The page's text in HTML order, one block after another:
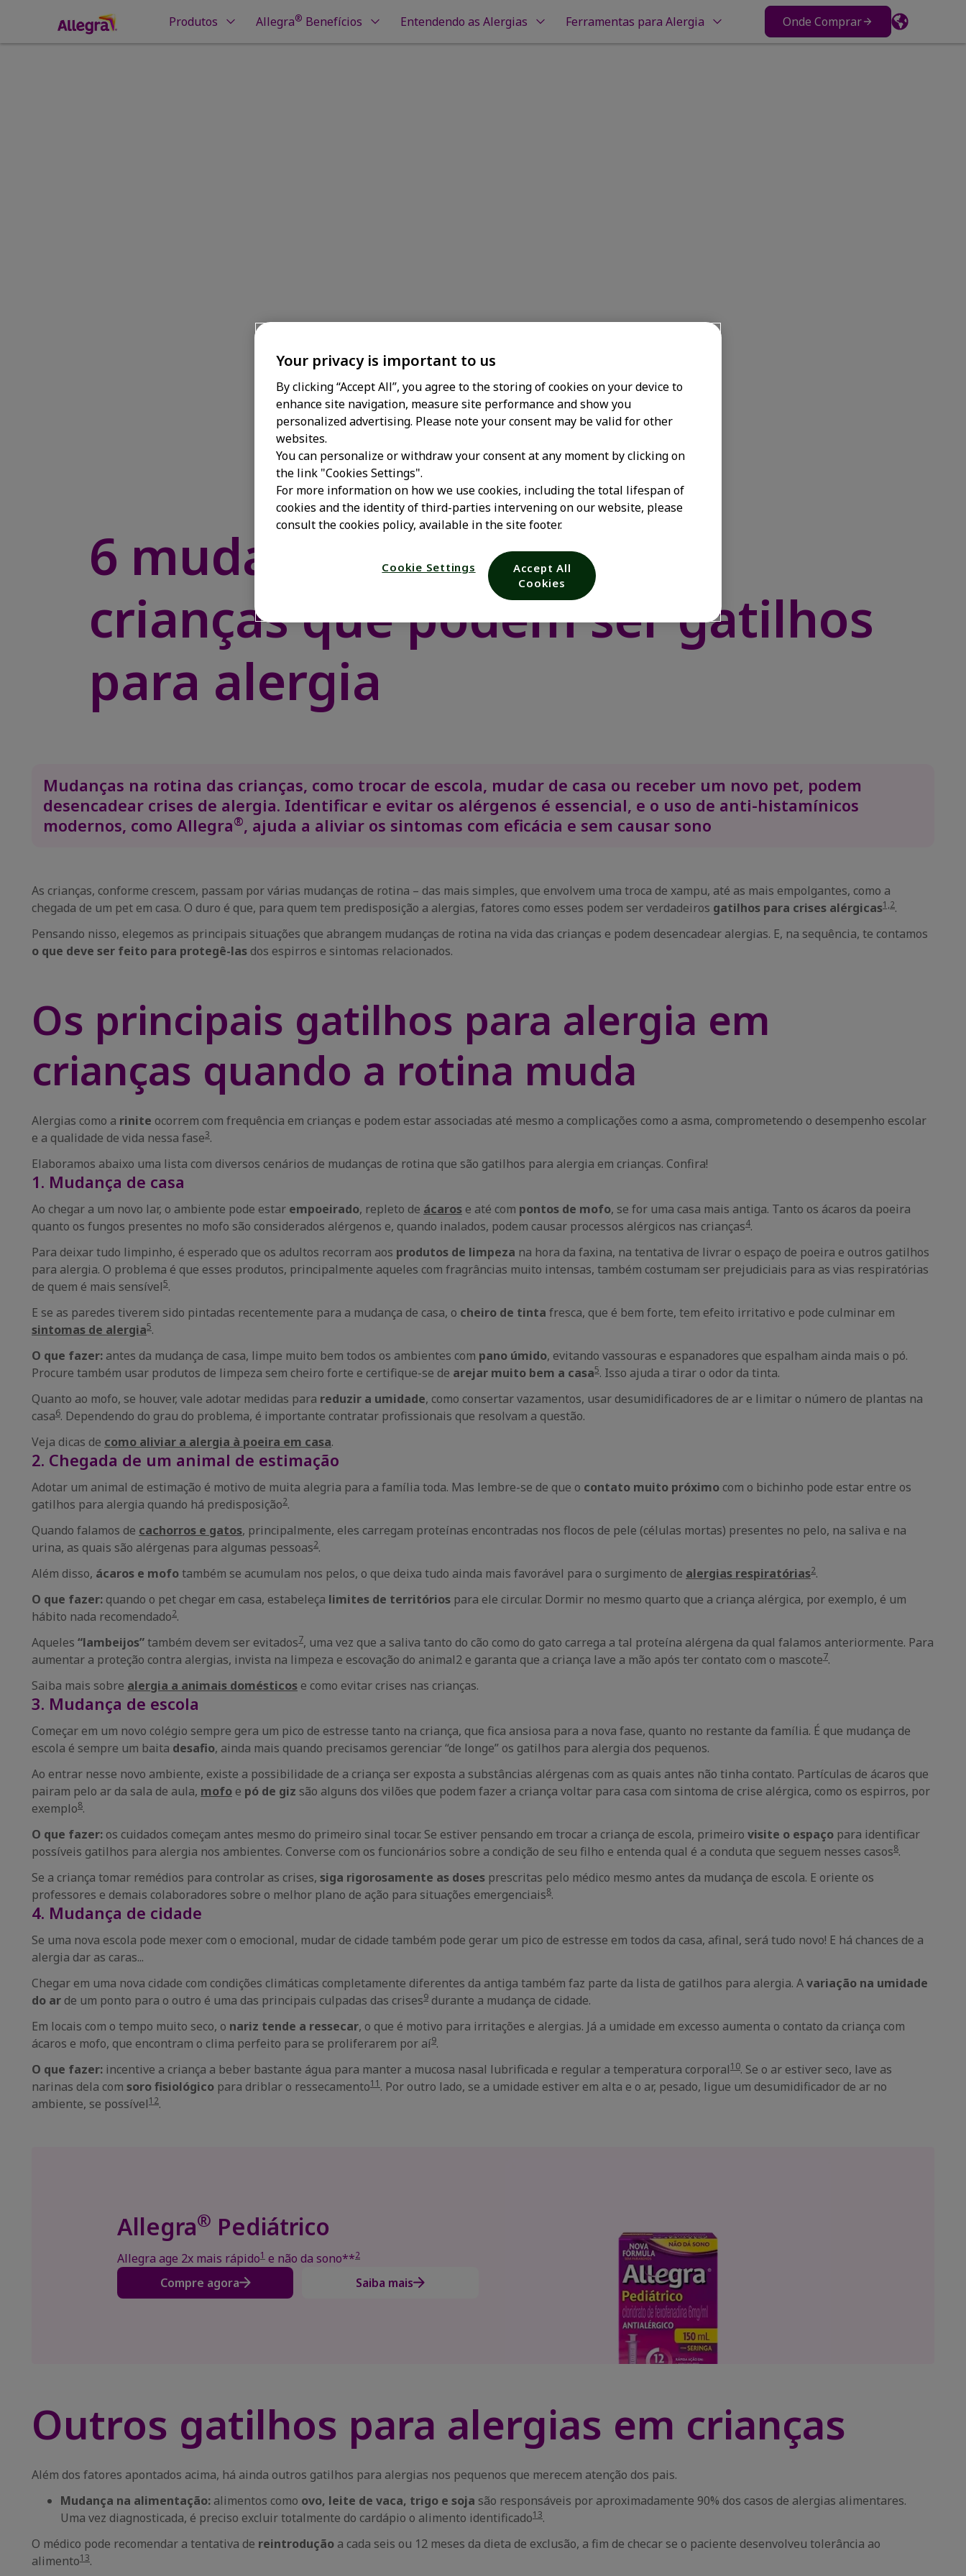
Produtos Allegra® Benefícios Entendendo as Alergias Ferramentas para Alergia Onde Comprar
6 mudanças na rotina das
crianças que podem ser gatilhos
para alergia
Mudanças na rotina das crianças, como trocar de escola, mudar de casa ou receber um novo pet, podem
desencadear crises de alergia. Identificar e evitar os alérgenos é essencial, e o uso de anti-histamínicos
modernos, como Allegra®, ajuda a aliviar os sintomas com eficácia e sem causar sono
As crianças, conforme crescem, passam por várias mudanças de rotina – das mais simples, que envolvem uma troca de xampu, até as mais empolgantes, como a
chegada de um pet em casa. O duro é que, para quem tem predisposição a alergias, fatores como esses podem ser verdadeiros gatilhos para crises alérgicas1,2.
Pensando nisso, elegemos as principais situações que abrangem mudanças de rotina na vida das crianças e podem desencadear alergias. E, na sequência, te contamos
o que deve ser feito para protegê-las dos espirros e sintomas relacionados.
Os principais gatilhos para alergia em
crianças quando a rotina muda
Alergias como a rinite ocorrem com frequência em crianças e podem estar associadas até mesmo a complicações como a asma, comprometendo o desempenho escolar
e a qualidade de vida nessa fase3.
Elaboramos abaixo uma lista com diversos cenários de mudanças de rotina que são gatilhos para alergia em crianças. Confira!
1. Mudança de casa
Ao chegar a um novo lar, o ambiente pode estar empoeirado, repleto de ácaros e até com pontos de mofo, se for uma casa mais antiga. Tanto os ácaros da poeira
quanto os fungos presentes no mofo são considerados alérgenos e, quando inalados, podem causar processos alérgicos nas crianças4.
Para deixar tudo limpinho, é esperado que os adultos recorram aos produtos de limpeza na hora da faxina, na tentativa de livrar o espaço de poeira e outros gatilhos
para alergia. O problema é que esses produtos, principalmente aqueles com fragrâncias muito intensas, também costumam ser prejudiciais para as vias respiratórias
de quem é mais sensível5.
E se as paredes tiverem sido pintadas recentemente para a mudança de casa, o cheiro de tinta fresca, que é bem forte, tem efeito irritativo e pode culminar em
sintomas de alergia5.
O que fazer: antes da mudança de casa, limpe muito bem todos os ambientes com pano úmido, evitando vassouras e espanadores que espalham ainda mais o pó.
Procure também usar produtos de limpeza sem cheiro forte e certifique-se de arejar muito bem a casa5. Isso ajuda a tirar o odor da tinta.
Quanto ao mofo, se houver, vale adotar medidas para reduzir a umidade, como consertar vazamentos, usar desumidificadores de ar e limitar o número de plantas na
casa6. Dependendo do grau do problema, é importante contratar profissionais que resolvam a questão.
Veja dicas de como aliviar a alergia à poeira em casa.
2. Chegada de um animal de estimação
Adotar um animal de estimação é motivo de muita alegria para a família toda. Mas lembre-se de que o contato muito próximo com o bichinho pode estar entre os
gatilhos para alergia quando há predisposição2.
Quando falamos de cachorros e gatos, principalmente, eles carregam proteínas encontradas nos flocos de pele (células mortas) presentes no pelo, na saliva e na
urina, as quais são alérgenas para algumas pessoas2.
Além disso, ácaros e mofotambém se acumulam nos pelos, o que deixa tudo ainda mais favorável para o surgimento de alergias respiratórias2.
O que fazer: quando o pet chegar em casa, estabeleça limites de territórios para ele circular. Dormir no mesmo quarto que a criança alérgica, por exemplo, é um
hábito nada recomendado2.
Aqueles “lambeijos”também devem ser evitados7, uma vez que a saliva tanto do cão como do gato carrega a tal proteína alérgena da qual falamos anteriormente. Para
aumentar a proteção contra alergias, invista na limpeza e escovação do animal2 e garanta que a criança lave a mão após ter contato com o mascote7.
Saiba mais sobre alergia a animais domésticos e como evitar crises nas crianças.
3. Mudança de escola
Começar em um novo colégio sempre gera um pico de estresse tanto na criança, que fica ansiosa para a nova fase, quanto no restante da família. É que mudança de
escola é sempre um baita desafio, ainda mais quando precisamos gerenciar “de longe” os gatilhos para alergia dos pequenos.
Ao entrar nesse novo ambiente, existe a possibilidade de a criança ser exposta a substâncias alérgenas com as quais antes não tinha contato. Partículas de ácaros que
pairam pelo ar da sala de aula, mofo e pó de giz são alguns dos vilões que podem fazer a criança voltar para casa com sintoma de crise alérgica, como os espirros, por
exemplo8.
O que fazer: os cuidados começam antes mesmo do primeiro sinal tocar. Se estiver pensando em trocar a criança de escola, primeiro visite o espaço para identificar
possíveis gatilhos para alergia nos ambientes. Converse com os funcionários sobre a condição de seu filho e entenda qual é a conduta que seguem nesses casos8.
Se a criança tomar remédios para controlar as crises, siga rigorosamente as doses prescritas pelo médico mesmo antes da mudança de escola. E oriente os
professores e demais colaboradores sobre o melhor plano de ação para situações emergenciais8.
4. Mudança de cidade
Se uma nova escola pode mexer com o emocional, mudar de cidade também pode gerar um pico de estresse em todos da casa, afinal, será tudo novo! E há chances de a
alergia dar as caras...
Chegar em uma nova cidade com condições climáticas completamente diferentes da antiga também faz parte da lista de gatilhos para alergia. Avariação na umidade
do ar de um ponto para o outro é uma das principais culpadas das crises9 durante a mudança de cidade.
Em locais com o tempo muito seco, o nariz tende a ressecar, o que é motivo para irritações e alergias. Já a umidade em excesso aumenta o contato da criança com
ácaros e mofo, que encontram o clima perfeito para se proliferarem por aí9.
O que fazer: incentive a criança a beber bastante água para manter a mucosa nasal lubrificada e regular a temperatura corporal10. Se o ar estiver seco, lave as
narinas dela com soro fisiológico para driblar o ressecamento11 . Por outro lado, se a umidade estiver em alta e o ar, pesado, ligue um desumidificador de ar no
ambiente, se possível12.
Allegra® Pediátrico
Allegra age 2x mais rápido1e não da sono**2
Compre agora Saiba mais
Outros gatilhos para alergias em crianças
Além dos fatores apontados acima, há ainda outros gatilhos para alergias nos pequenos que merecem atenção dos pais.
Mudança na alimentação: alimentos como ovo, leite de vaca, trigo e soja são responsáveis por aproximadamente 90% dos casos de alergias alimentares.
Uma vez diagnosticada, é preciso excluir totalmente do cardápio o alimento identificado13.
O médico pode recomendar a tentativa de reintrodução a cada seis ou 12 meses da dieta de exclusão, a fim de checar se o paciente desenvolveu tolerância ao
alimento13.
Your privacy is important to us
By clicking “Accept All”, you agree to the storing of cookies on your device to
enhance site navigation, measure site performance and show you
personalized advertising. Please note your consent may be valid for other
websites.
You can personalize or withdraw your consent at any moment by clicking on
the link "Cookies Settings".
For more information on how we use cookies, including the total lifespan of
cookies and the identity of third-parties intervening on our website, please
consult the cookies policy, available in the site footer.
Cookie Settings
Accept All
Cookies